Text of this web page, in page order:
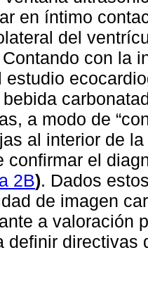
en íntimo
del
Contando con la
estudio
a modo de
al interior de
confirmar el
2B). Dados
de imagen
a valoración
definir directivas